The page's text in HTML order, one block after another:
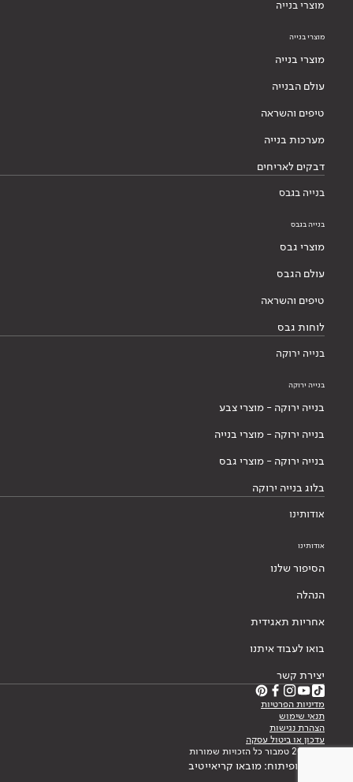
מוצרי בנייה
מוצרי בנייה
מוצרי בנייה
עולם הבנייה
טיפים והשראה
מערכות בנייה
דבקים לאריחים
בנייה בגבס
בנייה בגבס
מוצרי גבס
עולם הגבס
טיפים והשראה
לוחות גבס
בנייה ירוקה
בנייה ירוקה
בנייה ירוקה - מוצרי צבע
בנייה ירוקה - מוצרי בנייה
בנייה ירוקה - מוצרי גבס
בלוג בנייה ירוקה
אודותינו
אודותינו
הסיפור שלנו
הנהלה
אחריות תאגידית
בואו לעבוד איתנו
יצירת קשר
מדיניות הפרטיות
תנאי שימוש
הצהרת נגישות
עדכון או ביטול עסקה
© 2026 טמבור כל הזכויות שמורות
עיצוב ופיתוח: מובאו קריאייטיב